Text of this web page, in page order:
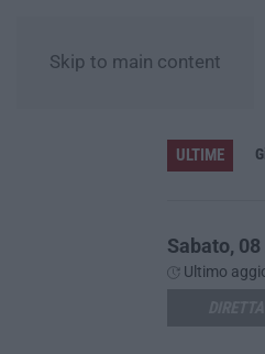
Skip to main content
ULTIME
Sabato,
Ultimo